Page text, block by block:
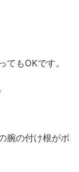
てもOKです。
腕の付け根がボ